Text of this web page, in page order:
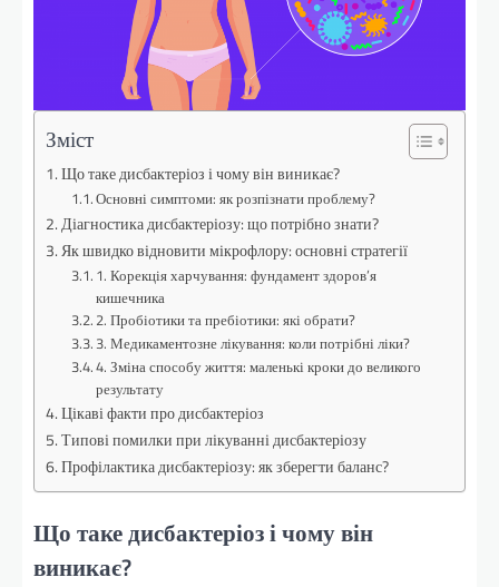
Зміст
Що таке дисбактеріоз і чому він виникає?
Основні симптоми: як розпізнати проблему?
Діагностика дисбактеріозу: що потрібно знати?
Як швидко відновити мікрофлору: основні стратегії
1. Корекція харчування: фундамент здоров’я
кишечника
2. Пробіотики та пребіотики: які обрати?
3. Медикаментозне лікування: коли потрібні ліки?
4. Зміна способу життя: маленькі кроки до великого
результату
Цікаві факти про дисбактеріоз
Типові помилки при лікуванні дисбактеріозу
Профілактика дисбактеріозу: як зберегти баланс?
Що таке дисбактеріоз і чому він
виникає?